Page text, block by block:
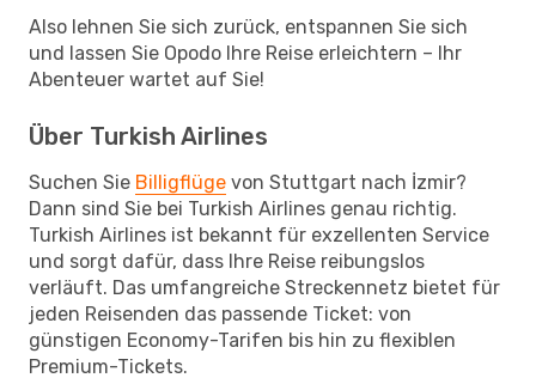
Also lehnen Sie sich zurück, entspannen Sie sich
und lassen Sie Opodo Ihre Reise erleichtern – Ihr
Abenteuer wartet auf Sie!
Über Turkish Airlines
Suchen Sie Billigflüge von Stuttgart nach İzmir?
Dann sind Sie bei Turkish Airlines genau richtig.
Turkish Airlines ist bekannt für exzellenten Service
und sorgt dafür, dass Ihre Reise reibungslos
verläuft. Das umfangreiche Streckennetz bietet für
jeden Reisenden das passende Ticket: von
günstigen Economy-Tarifen bis hin zu flexiblen
Premium-Tickets.